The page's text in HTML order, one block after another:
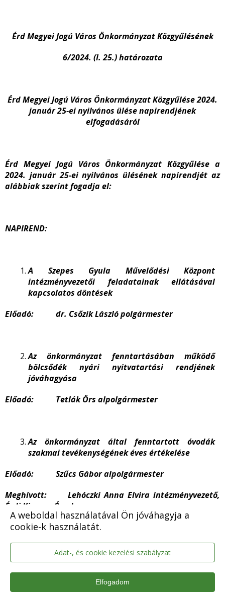
A weboldal használatával Ön jóváhagyja a
cookie-k használatát.
Adat-, és cookie kezelési szabályzat
Elfogadom
Érd Megyei Jogú Város Önkormányzat Közgyűlésének
6/2024. (I. 25.) határozata
Érd Megyei Jogú Város Önkormányzat Közgyűlése 2024.
január 25-ei nyilvános ülése napirendjének
elfogadásáról
Érd Megyei Jogú Város Önkormányzat Közgyűlése a
2024. január 25-ei nyilvános ülésének napirendjét az
alábbiak szerint fogadja el:
NAPIREND:
A Szepes Gyula Művelődési Központ
intézményvezetői feladatainak ellátásával
kapcsolatos döntések
Előadó: dr. Csőzik László polgármester
Az önkormányzat fenntartásában működő
bölcsődék nyári nyitvatartási rendjének
jóváhagyása
Előadó: Tetlák Örs alpolgármester
Az önkormányzat által fenntartott óvodák
szakmai tevékenységének éves értékelése
Előadó: Szűcs Gábor alpolgármester
Meghívott: Lehóczki Anna Elvira intézményvezető,
Érdi Kincses Óvoda
Vincze Beáta intézményvezető, Érdi
Az önkormányzat fenntartásában működő
óvodák 2024. évi nyári zárva tartási rendjének